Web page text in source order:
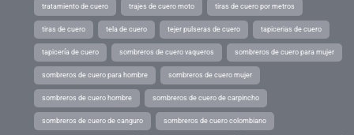
tratamiento de cuero trajes de cuero moto tiras de cuero por metros
tiras de cuero tela de cuero tejer pulseras de cuero tapicerias de cuero
tapicería de cuero sombreros de cuero vaqueros sombreros de cuero para mujer
sombreros de cuero para hombre sombreros de cuero mujer
sombreros de cuero hombre sombreros de cuero de carpincho
sombreros de cuero de canguro sombreros de cuero colombiano